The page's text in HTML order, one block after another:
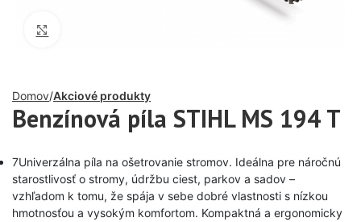
Domov Akciové produkty
Benzínová píla STIHL MS 194 T
7Univerzálna píla na ošetrovanie stromov. Ideálna pre náročnú
starostlivosť o stromy, údržbu ciest, parkov a sadov –
vzhľadom k tomu, že spája v sebe dobré vlastnosti s nízkou
hmotnosťou a vysokým komfortom. Kompaktná a ergonomicky